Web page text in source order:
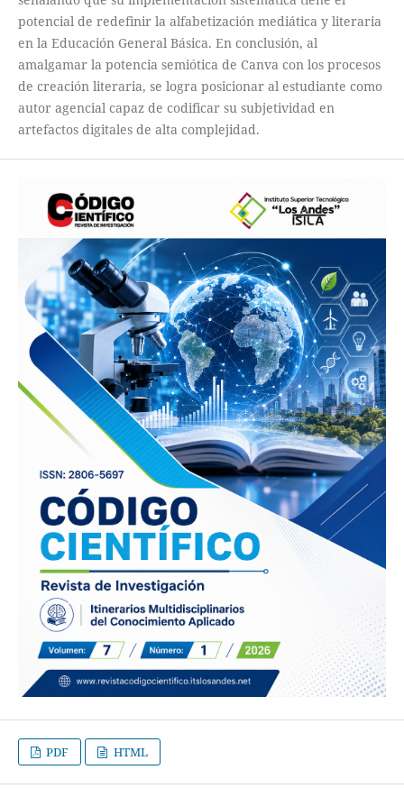
potencial de redefinir la alfabetización mediática y literaria
en la Educación General Básica. En conclusión, al
amalgamar la potencia semiótica de Canva con los procesos
de creación literaria, se logra posicionar al estudiante como
autor agencial capaz de codificar su subjetividad en
artefactos digitales de alta complejidad.
PDF HTML